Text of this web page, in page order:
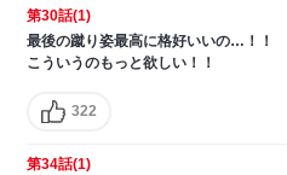
第30話(1)
最後の蹴り姿最高に格好いいの…！！
こういうのもっと欲しい！！
322
第34話(1)